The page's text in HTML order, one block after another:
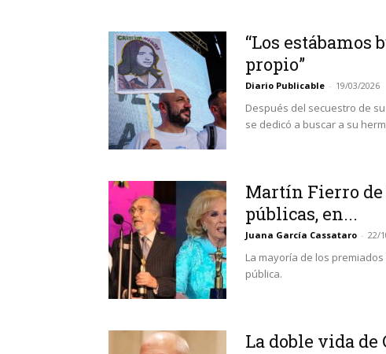
“Los estábamos
propio”
Diario Publicable - 19/03/2026
Después del secuestro de
se dedicó a buscar a su
Martín Fierro
públicas, en...
Juana García Cassataro - 22/
La mayoría de los
pública.
La doble vida de